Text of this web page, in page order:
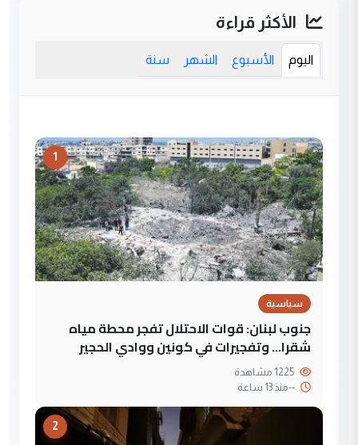
الأكثر قراءة
اليوم الأسبوع الشهر سنة
1
سياسية
جنوب لبنان: قوات الاحتلال تفجر محطة مياه
شقرا… وتفجيرات في كونين ووادي الحجير
--منذ 13 ساعة
2